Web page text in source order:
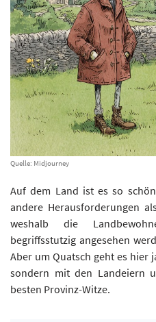
Quelle: Midjourney
Auf dem Land ist es so
andere Herausforderungen
weshalb die
begriffsstutzig angesehen
Aber um Quatsch geht es hier
sondern mit den Landeiern
besten Provinz-Witze.